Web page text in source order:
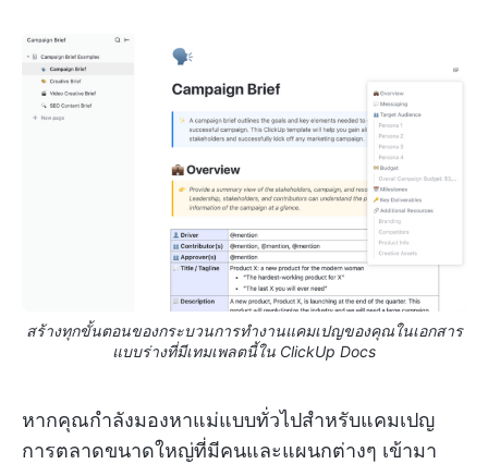
สร้างทุกขั้นตอนของกระบวนการทำงานแคมเปญของคุณในเอกสาร
แบบร่างที่มีเทมเพลตนี้ใน ClickUp Docs
หากคุณกำลังมองหาแม่แบบทั่วไปสำหรับแคมเปญ
การตลาดขนาดใหญ่ที่มีคนและแผนกต่างๆ เข้ามา